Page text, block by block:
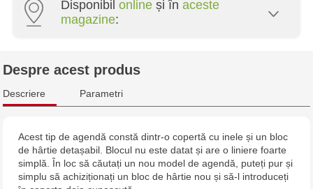
Disponibil online și în aceste
magazine:
Crafti Botanica - bd. Dacia, 49/14
Crafti Ciocana - str. Alecu Russo, 61/6
Crafti Riscani - bd. Moscova, 2
Despre acest produs
Descriere Parametri
Acest tip de agendă constă dintr-o copertă cu inele și un bloc
de hârtie detașabil. Blocul nu este datat și are o liniere foarte
simplă. În loc să căutați un nou model de agendă, puteți pur și
simplu să achiziționați un bloc de hârtie nou și să-l introduceți